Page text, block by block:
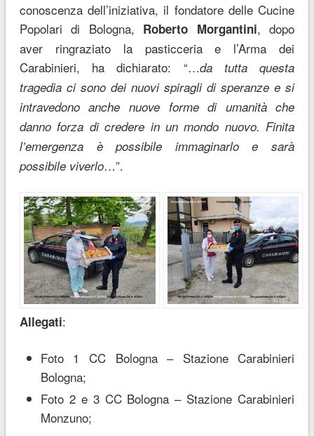
conoscenza dell’iniziativa, il fondatore delle Cucine
Popolari di Bologna, Roberto Morgantini, dopo
aver ringraziato la pasticceria e l’Arma dei
Carabinieri, ha dichiarato: “…da tutta questa
tragedia ci sono dei nuovi spiragli di speranze e si
intravedono anche nuove forme di umanità che
danno forza di credere in un mondo nuovo. Finita
l’emergenza è possibile immaginarlo e sarà
possibile viverlo…”.
Allegati:
Foto 1 CC Bologna – Stazione Carabinieri
Bologna;
Foto 2 e 3 CC Bologna – Stazione Carabinieri
Monzuno;